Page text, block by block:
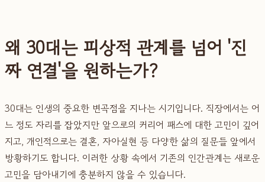
왜 30대는 피상적 관계를 넘어 '진
짜 연결'을 원하는가?
30대는 인생의 중요한 변곡점을 지나는 시기입니다. 직장에서는 어
느 정도 자리를 잡았지만 앞으로의 커리어 패스에 대한 고민이 깊어
지고, 개인적으로는 결혼, 자아실현 등 다양한 삶의 질문들 앞에서
방황하기도 합니다. 이러한 상황 속에서 기존의 인간관계는 새로운
고민을 담아내기에 충분하지 않을 수 있습니다.